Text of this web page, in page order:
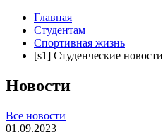
Главная
Студентам
Спортивная жизнь
[s1] Студенческие новости
Новости
Все новости
01.09.2023